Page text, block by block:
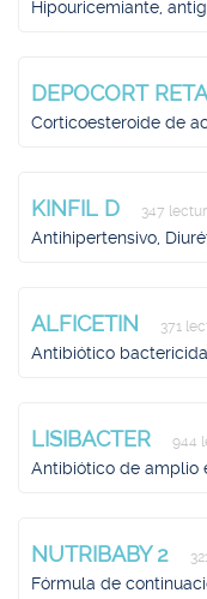
Hipouricemiante,
DEPOCORT
Corticoesteroide de
KINFIL D 347
Antihipertensivo,
ALFICETIN 371
Antibiótico bactericida
LISIBACTER 944
Antibiótico de amplio
NUTRIBABY 2
Fórmula de